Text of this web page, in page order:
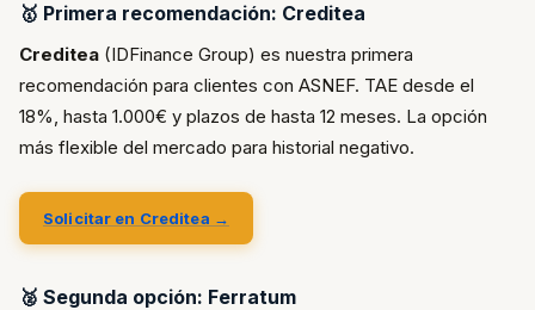
🥇 Primera recomendación: Creditea
Creditea (IDFinance Group) es nuestra primera
recomendación para clientes con ASNEF. TAE desde el
18%, hasta 1.000€ y plazos de hasta 12 meses. La opción
más flexible del mercado para historial negativo.
Solicitar en Creditea →
🥈 Segunda opción: Ferratum